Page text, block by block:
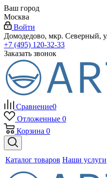
Ваш город
Москва
Войти
Домодедово, мкр. Северный,
+7 (495) 120-32-33
Заказать звонок
Сравнение0
Отложенные 0
Корзина 0
Каталог товаров Наши услуги